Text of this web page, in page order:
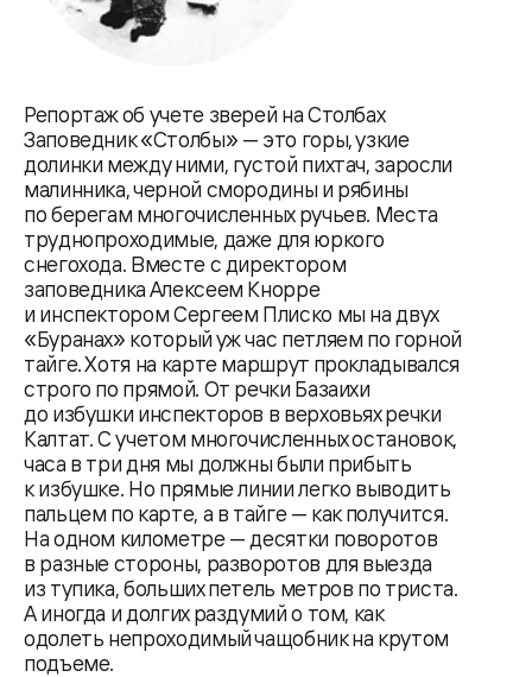
Репортаж об учете зверей на Столбах
Заповедник «Столбы» — это горы, узкие
долинки между ними, густой пихтач, заросли
малинника, черной смородины и рябины
по берегам многочисленных ручьев. Места
труднопроходимые, даже для юркого
снегохода. Вместе с директором
заповедника Алексеем Кнорре
и инспектором Сергеем Плиско мы на двух
«Буранах» который уж час петляем по горной
тайге. Хотя на карте маршрут прокладывался
строго по прямой. От речки Базаихи
до избушки инспекторов в верховьях речки
Калтат. С учетом многочисленных остановок,
часа в три дня мы должны были прибыть
к избушке. Но прямые линии легко выводить
пальцем по карте, а в тайге — как получится.
На одном километре — десятки поворотов
в разные стороны, разворотов для выезда
из тупика, больших петель метров по триста.
А иногда и долгих раздумий о том, как
одолеть непроходимый чащобник на крутом
подъеме.